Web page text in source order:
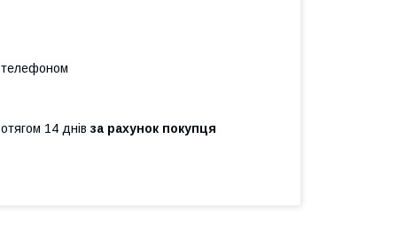
телефоном
14 днів за рахунок покупця